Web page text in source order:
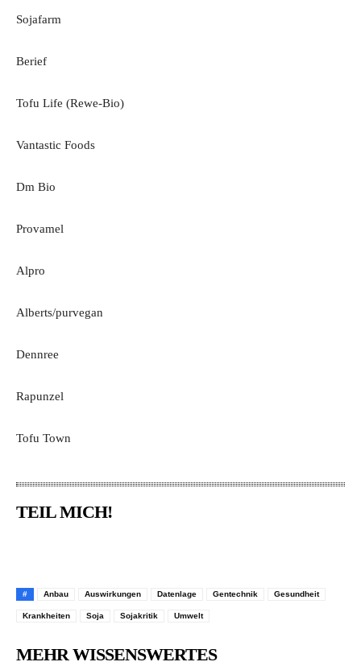
Sojafarm
Berief
Tofu Life (Rewe-Bio)
Vantastic Foods
Dm Bio
Provamel
Alpro
Alberts/purvegan
Dennree
Rapunzel
Tofu Town
TEIL MICH!
# Anbau Auswirkungen Datenlage Gentechnik Gesundheit
Krankheiten Soja Sojakritik Umwelt
MEHR WISSENSWERTES